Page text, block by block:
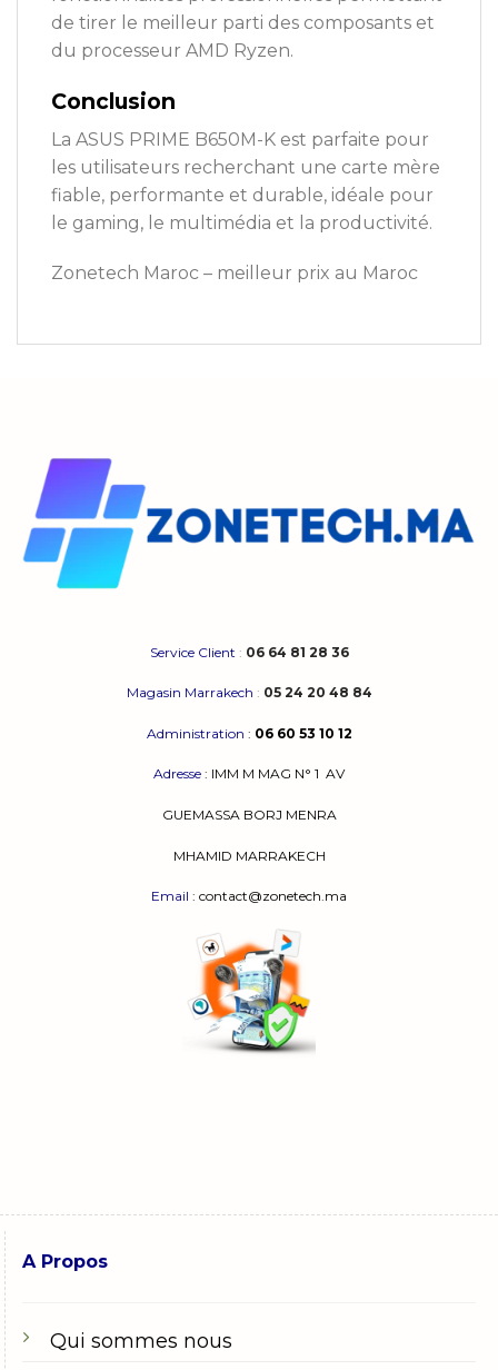
de tirer le meilleur parti des composants et
du processeur AMD Ryzen.
Conclusion
La ASUS PRIME B650M-K est parfaite pour
les utilisateurs recherchant une carte mère
fiable, performante et durable, idéale pour
le gaming, le multimédia et la productivité.
Zonetech Maroc – meilleur prix au Maroc
Service Client : 06 64 81 28 36
Magasin Marrakech : 05 24 20 48 84
Administration : 06 60 53 10 12
Adresse : IMM M MAG N° 1 AV
GUEMASSA BORJ MENRA
MHAMID MARRAKECH
Email : contact@zonetech.ma
A Propos
Qui sommes nous